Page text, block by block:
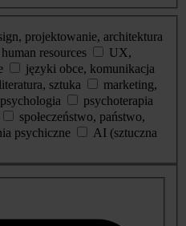
projektowanie, architektura
human resources
UX,
języki obce, komunikacja
sztuka
marketing,
psychologia
psychoterapia
społeczeństwo, państwo,
psychiczne
AI (sztuczna